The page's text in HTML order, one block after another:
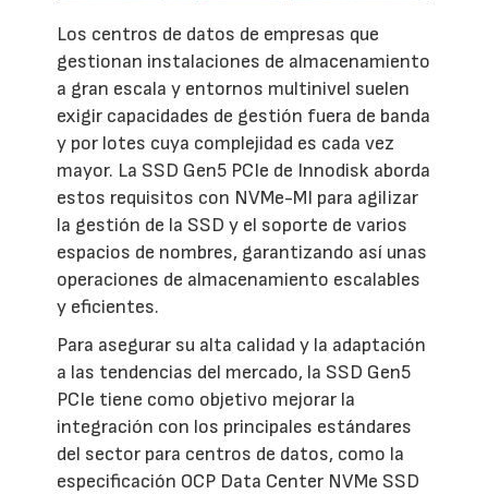
Los centros de datos de empresas que
gestionan instalaciones de almacenamiento
a gran escala y entornos multinivel suelen
exigir capacidades de gestión fuera de banda
y por lotes cuya complejidad es cada vez
mayor. La SSD Gen5 PCIe de Innodisk aborda
estos requisitos con NVMe-MI para agilizar
la gestión de la SSD y el soporte de varios
espacios de nombres, garantizando así unas
operaciones de almacenamiento escalables
y eficientes.
Para asegurar su alta calidad y la adaptación
a las tendencias del mercado, la SSD Gen5
PCIe tiene como objetivo mejorar la
integración con los principales estándares
del sector para centros de datos, como la
especificación OCP Data Center NVMe SSD